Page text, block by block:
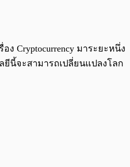
ง Cryptocurrency มาระยะหนึ่ง
ยีนี้จะสามารถเปลี่ยนแปลงโลก